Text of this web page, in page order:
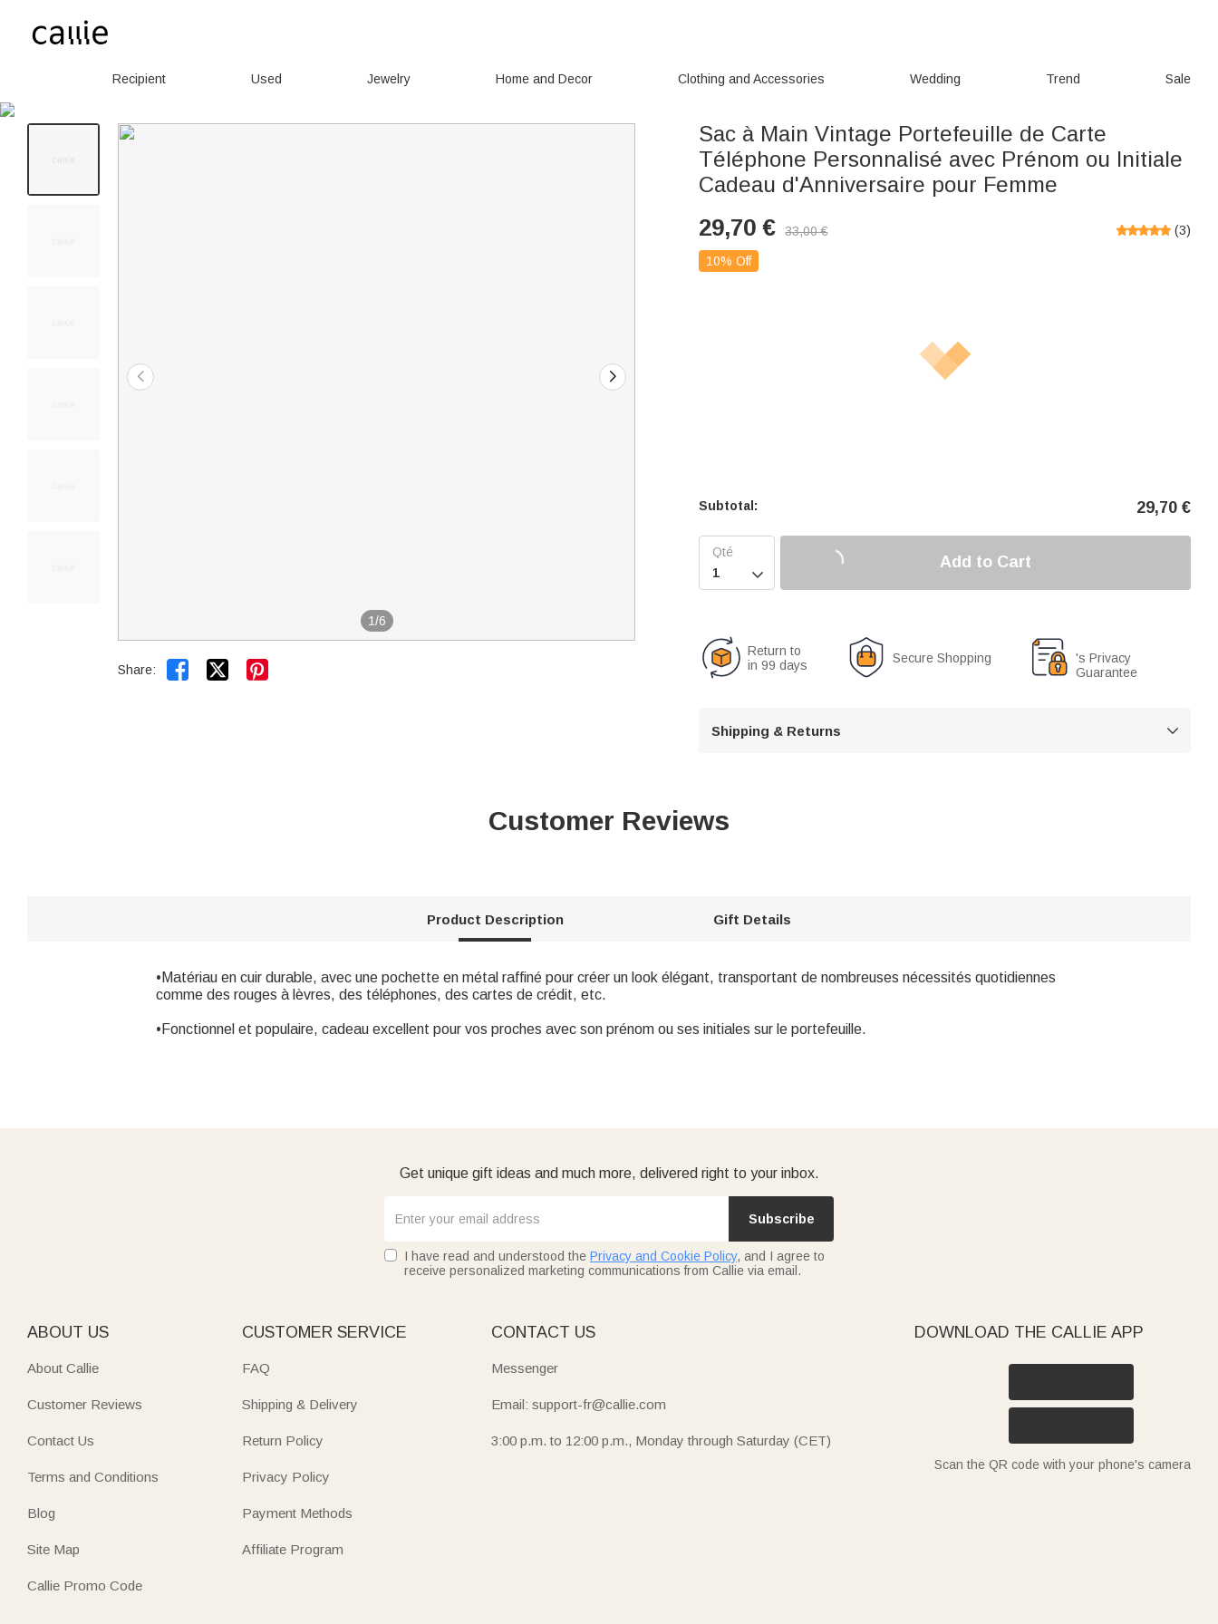
Recipient Used Jewelry Home and Decor Clothing and Accessories Wedding Trend Sale
1/6
Share:  
Sac à Main Vintage Portefeuille de Carte
Téléphone Personnalisé avec Prénom ou Initiale
Cadeau d'Anniversaire pour Femme
29,70 € 33,00€ (3)
10% Off
Subtotal: 29,70 €

Add to Cart
Return to
in 99 days
Secure Shopping
's Privacy
Guarantee
Shipping & Returns 
Customer Reviews
Product Description Gift Details
•Matériau en cuir durable, avec une pochette en métal raffiné pour créer un look élégant, transportant de nombreuses nécessités quotidiennes
comme des rouges à lèvres, des téléphones, des cartes de crédit, etc.
•Fonctionnel et populaire, cadeau excellent pour vos proches avec son prénom ou ses initiales sur le portefeuille.
Get unique gift ideas and much more, delivered right to your inbox.
Subscribe
I have read and understood the Privacy and Cookie Policy, and I agree to
receive personalized marketing communications from Callie via email.
ABOUT US
About Callie
Customer Reviews
Contact Us
Terms and Conditions
Blog
Site Map
Callie Promo Code
CUSTOMER SERVICE
FAQ
Shipping & Delivery
Return Policy
Privacy Policy
Payment Methods
Affiliate Program
CONTACT US
Messenger
Email: support-fr@callie.com
3:00 p.m. to 12:00 p.m., Monday through Saturday (CET)
DOWNLOAD THE CALLIE APP
Scan the QR code with your phone's camera